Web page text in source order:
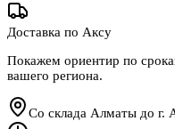
Доставка по Аксу
Покажем ориентир по
вашего региона.
Со склада Алматы до г.